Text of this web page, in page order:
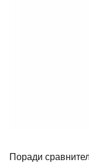
Поради